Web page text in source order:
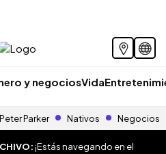
y negociosVida
Peter Parker Nativos Negocios
¡Estás navegando en el